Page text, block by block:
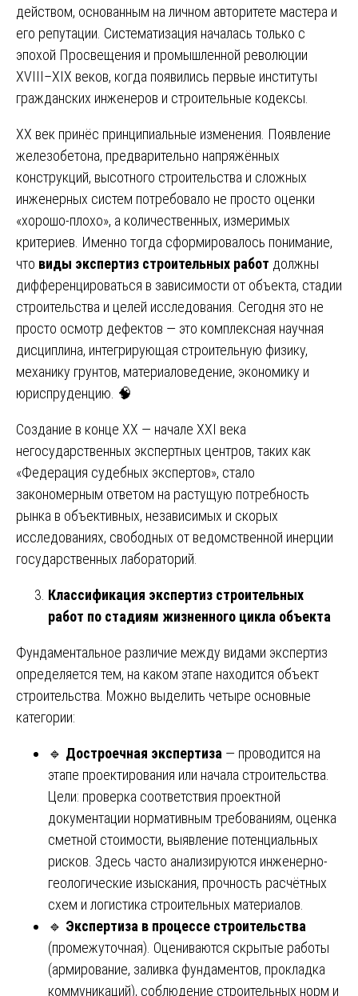
действом, основанным на личном авторитете мастера и
его репутации. Систематизация началась только с
эпохой Просвещения и промышленной революции
XVIII–XIX веков, когда появились первые институты
гражданских инженеров и строительные кодексы.
XX век принёс принципиальные изменения. Появление
железобетона, предварительно напряжённых
конструкций, высотного строительства и сложных
инженерных систем потребовало не просто оценки
«хорошо-плохо», а количественных, измеримых
критериев. Именно тогда сформировалось понимание,
что виды экспертиз строительных работ должны
дифференцироваться в зависимости от объекта, стадии
строительства и целей исследования. Сегодня это не
просто осмотр дефектов — это комплексная научная
дисциплина, интегрирующая строительную физику,
механику грунтов, материаловедение, экономику и
юриспруденцию. 🧠
Создание в конце XX — начале XXI века
негосударственных экспертных центров, таких как
«Федерация судебных экспертов», стало
закономерным ответом на растущую потребность
рынка в объективных, независимых и скорых
исследованиях, свободных от ведомственной инерции
государственных лабораторий.
Классификация экспертиз строительных
работ по стадиям жизненного цикла объекта
Фундаментальное различие между видами экспертиз
определяется тем, на каком этапе находится объект
строительства. Можно выделить четыре основные
категории:
🔹 Достроечная экспертиза — проводится на
этапе проектирования или начала строительства.
Цели: проверка соответствия проектной
документации нормативным требованиям, оценка
сметной стоимости, выявление потенциальных
рисков. Здесь часто анализируются инженерно-
геологические изыскания, прочность расчётных
схем и логистика строительных материалов.
🔹 Экспертиза в процессе строительства
(промежуточная). Оцениваются скрытые работы
(армирование, заливка фундаментов, прокладка
коммуникаций), соблюдение строительных норм и